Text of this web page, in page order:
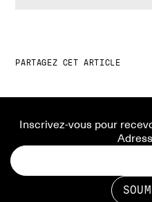
PARTAGEZ CET ARTICLE
Inscrivez-vous pour